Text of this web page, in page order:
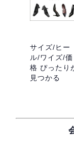
サイズ/ヒー
ル/ワイズ/価
格 ぴったり
見つかる